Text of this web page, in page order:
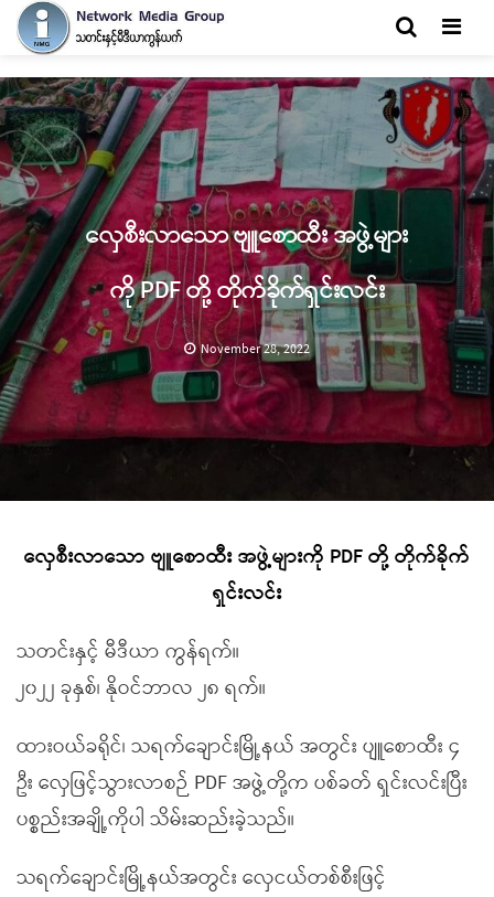
လှေစီးလာသော ဗျူစောထီး အဖွဲ့များ
ကို PDF တို့ တိုက်ခိုက်ရှင်းလင်း
November 28, 2022
လှေစီးလာသော ဗျူစောထီး အဖွဲ့များကို PDF တို့ တိုက်ခိုက်
ရှင်းလင်း
သတင်းနှင့် မီဒီယာ ကွန်ရက်။
၂၀၂၂ ခုနှစ်၊ နိုဝင်ဘာလ ၂၈ ရက်။
ထားဝယ်ခရိုင်၊ သရက်ချောင်းမြို့နယ် အတွင်း ပျူစောထီး ၄
ဦး လှေဖြင့်သွားလာစဉ် PDF အဖွဲ့တို့က ပစ်ခတ် ရှင်းလင်းပြီး
ပစ္စည်းအချို့ကိုပါ သိမ်းဆည်းခဲ့သည်။
သရက်ချောင်းမြို့နယ်အတွင်း လှေငယ်တစ်စီးဖြင့်